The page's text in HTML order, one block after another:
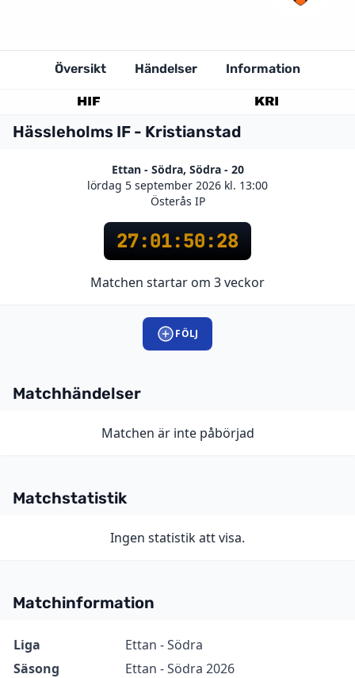
Översikt Händelser Information
HIF KRI
Hässleholms IF - Kristianstad
Ettan - Södra, Södra - 20
lördag 5 september 2026 kl. 13:00
Österås IP
27:01:50:28
Matchen startar om 3 veckor
FÖLJ
Matchhändelser
Matchen är inte påbörjad
Matchstatistik
Ingen statistik att visa.
Matchinformation
Information Värde
Liga
Ettan - Södra
Säsong
Ettan - Södra 2026